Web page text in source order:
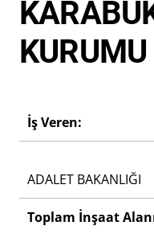
KURUMU
İş Veren:
ADALET BAKANLIĞI
Toplam İnşaat